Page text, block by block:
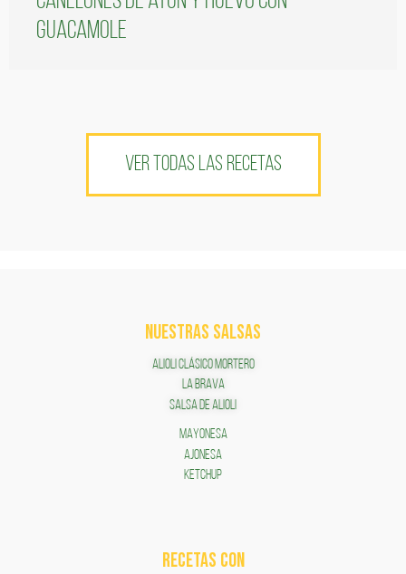
guacamole
VER TODAS LAS RECETAS
NUESTRAS SALSAS
ALIOLI CLÁSICO MORTERO
LA BRAVA
SALSA DE ALIOLI
MAYONESA
AJONESA
KETCHUP
RECETAS COn